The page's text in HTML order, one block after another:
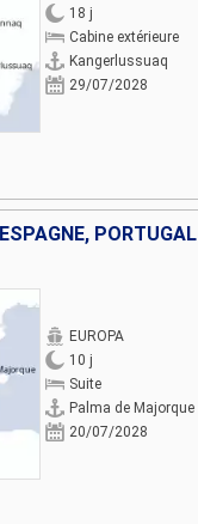
18 j
Cabine extérieure
Kangerlussuaq
29/07/2028
PORTUGAL
EUROPA
10 j
Suite
Palma de Majorque
20/07/2028